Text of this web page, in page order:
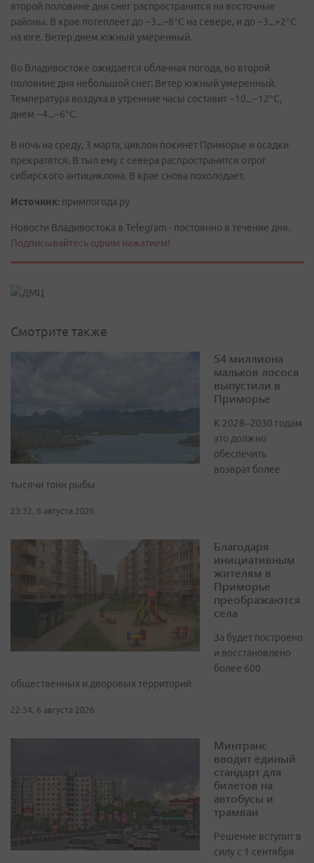
второй половине дня снег распространится на восточные
районы. В крае потеплеет до −3...−8°C на севере, и до −3...+2°C
на юге. Ветер днем южный умеренный.
Во Владивостоке ожидается облачная погода, во второй
половине дня небольшой снег. Ветер южный умеренный.
Температура воздуха в утренние часы составит −10...−12°C,
днем −4...−6°C.
В ночь на среду, 3 марта, циклон покинет Приморье и осадки
прекратятся. В тыл ему с севера распространится отрог
сибирского антициклона. В крае снова похолодает.
Источник: примпогода.ру
Новости Владивостока в Telegram - постоянно в течение дня.
Подписывайтесь одним нажатием!
Смотрите также
54 миллиона
мальков лосося
выпустили в
Приморье
К 2028–2030 годам
это должно
обеспечить
возврат более
тысячи тонн рыбы
23:32, 6 августа 2026
Благодаря
инициативным
жителям в
Приморье
преображаются
села
За будет построено
и восстановлено
более 600
общественных и дворовых территорий
22:34, 6 августа 2026
Минтранс
вводит единый
стандарт для
билетов на
автобусы и
трамваи
Решение вступит в
силу с 1 сентября